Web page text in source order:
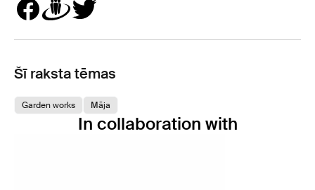
Šī raksta tēmas
Garden works Māja
In collaboration with